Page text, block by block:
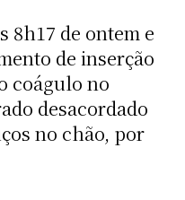
8h17 de ontem e
de inserção
coágulo no
desacordado
no chão, por